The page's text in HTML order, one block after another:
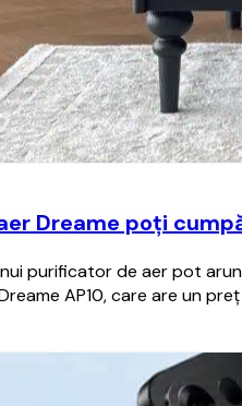
Dreame poți
purificator de aer pot
AP10, care are un